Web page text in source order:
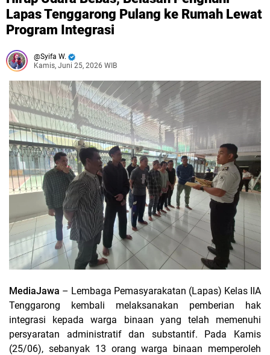
Lapas Tenggarong Pulang ke Rumah Lewat
Program Integrasi
Syifa W.
Kamis, Juni 25, 2026 WIB
MediaJawa – Lembaga Pemasyarakatan (Lapas) Kelas IIA
Tenggarong kembali melaksanakan pemberian hak
integrasi kepada warga binaan yang telah memenuhi
persyaratan administratif dan substantif. Pada Kamis
(25/06), sebanyak 13 orang warga binaan memperoleh